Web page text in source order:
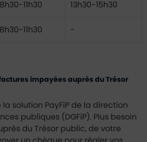
8h30-11h30 13h30-15h30
8h30-11h30 -
impayées auprès du Trésor
la solution PayFiP de la direction
publiques (DGFiP). Plus besoin
du Trésor public, de votre
un chèque pour régler vos